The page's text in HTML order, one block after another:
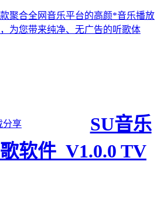
聚合全网音乐平台的高颜*音乐播放
为您带来纯净、无广告的听歌体
分享
SU音乐
软件_V1.0.0 TV